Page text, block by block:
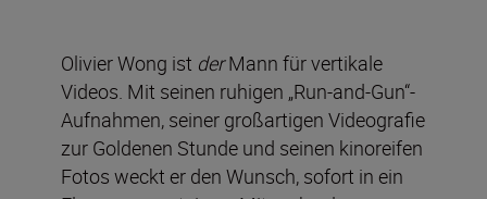
Olivier Wong ist derMann für vertikale
Videos. Mit seinen ruhigen „Run-and-Gun“-
Aufnahmen, seiner großartigen Videografie
zur Goldenen Stunde und seinen kinoreifen
Fotos weckt er den Wunsch, sofort in ein